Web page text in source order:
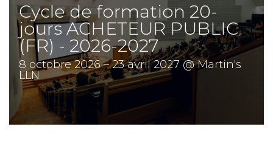
Cycle de formation 20-
jours ACHETEUR PUBLIC
(FR) - 2026-2027
8 octobre 2026 – 23 avril 2027 @ Martin's
LLN